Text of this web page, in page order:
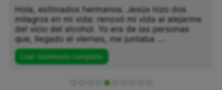
Hola, estimados hermanos. Jesús hizo dos
milagros en mi vida: renovó mi vida al alejarme
del vicio del alcohol. Yo era de las personas
que, llegado el viernes, me juntaba ...
Leer testimonio completo